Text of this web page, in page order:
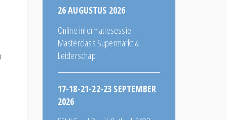
26 AUGUSTUS 2026
Online informatiesessie
Masterclass Supermarkt &
Leiderschap
17-18-21-22-23 SEPTEMBER
2026